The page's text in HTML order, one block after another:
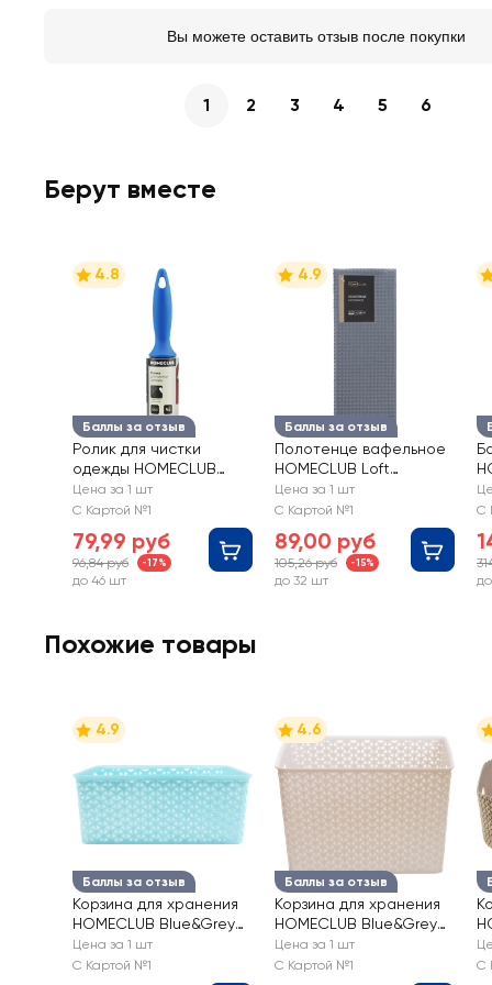
Вы можете оставить отзыв после покупки
1 2 3 4 5 6
Берут вместе
Баллы за отзыв
4.8
Ролик для чистки
одежды HOMECLUB
Люкс 45 слоев Арт.
307-049
Цена за 1 шт
С Картой №1
79,99 руб
96,84 руб -17%
до 46 шт
Баллы за отзыв
4.9
Полотенце вафельное
HOMECLUB Loft
40x70см, хлопок
Цена за 1 шт
С Картой №1
89,00 руб
105,26 руб -15%
до 32 шт
С
Похожие товары
Баллы за отзыв
4.9
Корзина для хранения
HOMECLUB Blue&Grey
26,5x32,5x13см, в
ассортименте Арт.
Цена за 1 шт
С Картой №1
Баллы за отзыв
4.6
Корзина для хранения
HOMECLUB Blue&Grey
26,5x32,5x20,5см, в
ассортименте Арт.
Цена за 1 шт
С Картой №1
С